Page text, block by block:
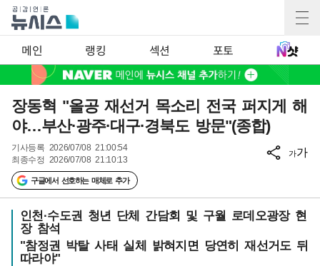
메인 랭킹 섹션 포토
장동혁 "올공 재선거 목소리 전국 퍼지게 해
야…부산·광주·대구·경북도 방문"(종합)
기사등록 2026/07/08 21:00:54
최종수정 2026/07/08 21:10:13
구글에서 선호하는 매체로 추가
가가
인천·수도권 청년 단체 간담회 및 구월 로데오광장 현
장 참석
"참정권 박탈 사태 실체 밝혀지면 당연히 재선거도 뒤
따라야"